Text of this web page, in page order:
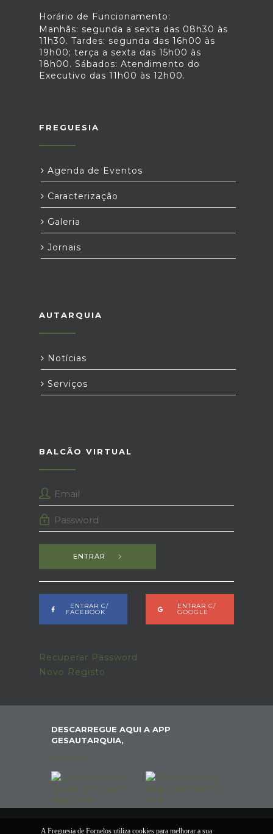
Horário de Funcionamento:
Manhãs: segunda a sexta das 08h30 às
11h30. Tardes: segunda das 16h00 às
19h00; terça a sexta das 15h00 às
18h00. Sábados: Atendimento do
Executivo das 11h00 às 12h00.
FREGUESIA
Agenda de Eventos
Caracterização
Galeria
Jornais
AUTARQUIA
Notícias
Serviços
BALCÃO VIRTUAL
ENTRAR
ENTRAR C/
FACEBOOK
ENTRAR C/
GOOGLE
Recuperar Password
Novo Registo
DESCARREGUE AQUI A APP
GESAUTARQUIA,
A Freguesia de Fornelos utiliza cookies para melhorar a sua